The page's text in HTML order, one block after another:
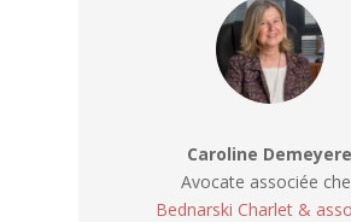
Caroline Demeyere
Avocate associée
Bednarski Charlet &